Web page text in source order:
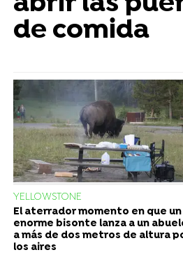
de comida
YELLOWSTONE
El aterrador momento en que un
enorme bisonte lanza a un
a más de dos metros de altura
los aires